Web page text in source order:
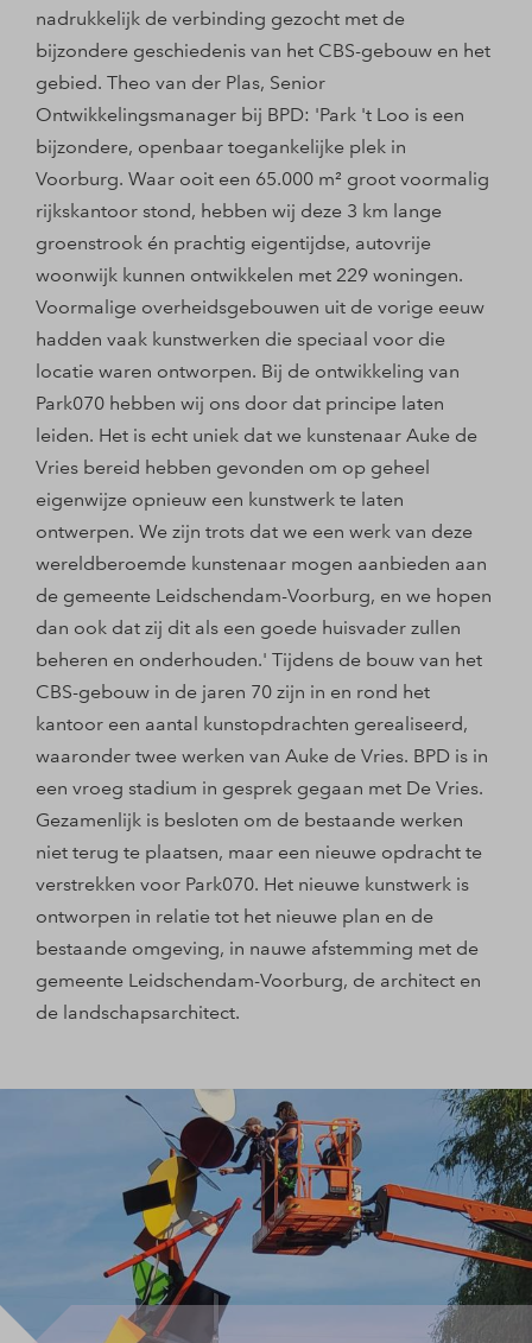
nadrukkelijk de verbinding gezocht met de
bijzondere geschiedenis van het CBS-gebouw en het
gebied. Theo van der Plas, Senior
Ontwikkelingsmanager bij BPD: 'Park 't Loo is een
bijzondere, openbaar toegankelijke plek in
Voorburg. Waar ooit een 65.000 m² groot voormalig
rijkskantoor stond, hebben wij deze 3 km lange
groenstrook én prachtig eigentijdse, autovrije
woonwijk kunnen ontwikkelen met 229 woningen.
Voormalige overheidsgebouwen uit de vorige eeuw
hadden vaak kunstwerken die speciaal voor die
locatie waren ontworpen. Bij de ontwikkeling van
Park070 hebben wij ons door dat principe laten
leiden. Het is echt uniek dat we kunstenaar Auke de
Vries bereid hebben gevonden om op geheel
eigenwijze opnieuw een kunstwerk te laten
ontwerpen. We zijn trots dat we een werk van deze
wereldberoemde kunstenaar mogen aanbieden aan
de gemeente Leidschendam-Voorburg, en we hopen
dan ook dat zij dit als een goede huisvader zullen
beheren en onderhouden.' Tijdens de bouw van het
CBS-gebouw in de jaren 70 zijn in en rond het
kantoor een aantal kunstopdrachten gerealiseerd,
waaronder twee werken van Auke de Vries. BPD is in
een vroeg stadium in gesprek gegaan met De Vries.
Gezamenlijk is besloten om de bestaande werken
niet terug te plaatsen, maar een nieuwe opdracht te
verstrekken voor Park070. Het nieuwe kunstwerk is
ontworpen in relatie tot het nieuwe plan en de
bestaande omgeving, in nauwe afstemming met de
gemeente Leidschendam-Voorburg, de architect en
de landschapsarchitect.